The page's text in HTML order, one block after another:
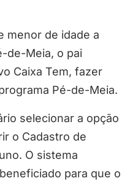
menor de idade a
de-Meia, o pai
Caixa Tem, fazer
Pé-de-Meia.
selecionar a opção
o Cadastro de
O sistema
para que o